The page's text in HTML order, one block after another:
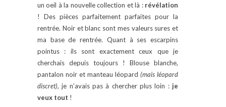
un oeil à la nouvelle collection et là : révélation
! Des pièces parfaitement parfaites pour la
rentrée. Noir et blanc sont mes valeurs sures et
ma base de rentrée. Quant à ses escarpins
pointus : ils sont exactement ceux que je
cherchais depuis toujours ! Blouse blanche,
pantalon noir et manteau léopard (mais léopard
discret), je n’avais pas à chercher plus loin :je
veux tout !